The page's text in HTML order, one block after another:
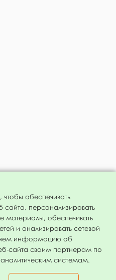
я соглашаюсь с
, чтобы обеспечивать
сайта, персонализировать
материалы, обеспечивать
и анализировать сетевой
информацию об
сайта своим партнерам по
системам.